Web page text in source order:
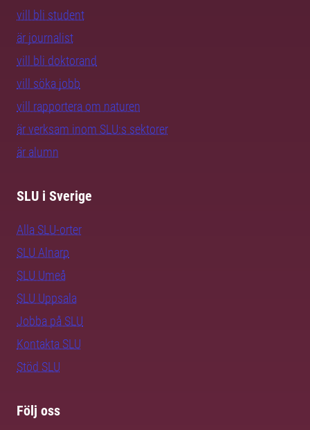
vill bli student
är journalist
vill bli doktorand
vill söka jobb
vill rapportera om naturen
är verksam inom SLU:s sektorer
är alumn
SLU i Sverige
Alla SLU-orter
SLU Alnarp
SLU Umeå
SLU Uppsala
Jobba på SLU
Kontakta SLU
Stöd SLU
Följ oss